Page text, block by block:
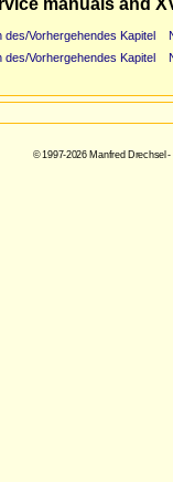
des/Vorhergehendes Kapitel
des/Vorhergehendes Kapitel
© 1997-2026 Manfred Drechsel